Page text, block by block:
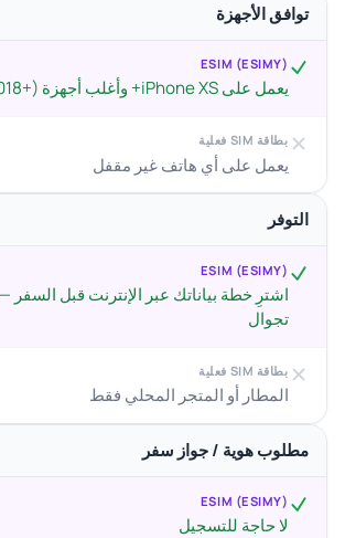
توافق الأجهزة
ESIM (ESIMY)
يعمل على iPhone XS+ وأغلب أجهزة Android (2018+)
بطاقة SIM فعلية
يعمل على أي هاتف غير مقفل
التوفر
ESIM (ESIMY)
اشترِ خطة بياناتك عبر الإنترنت قبل
تجوال
بطاقة SIM فعلية
المطار أو المتجر المحلي فقط
مطلوب هوية / جواز سفر
ESIM (ESIMY)
لا حاجة للتسجيل